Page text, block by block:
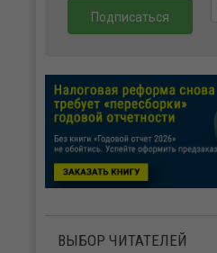
ВЫБОР ЧИТАТЕЛЕЙ